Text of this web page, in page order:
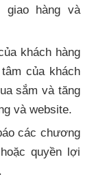
giao hàng và
khách hàng
của khách
sắm và tăng
và website.
các chương
quyền lợi